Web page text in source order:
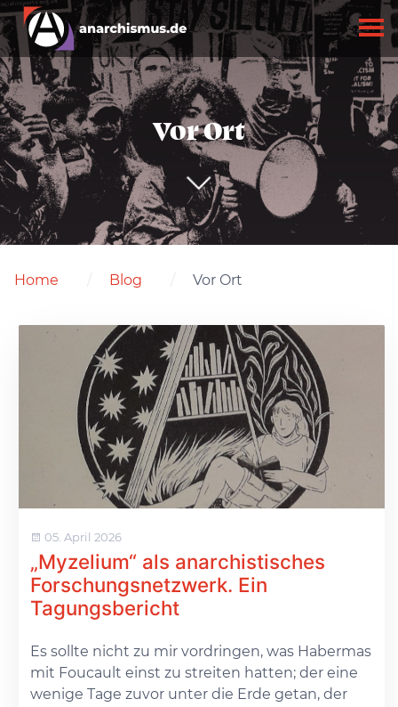
Vor Ort
Home Blog Vor Ort
05. April 2026
„Myzelium“ als anarchistisches
Forschungsnetzwerk. Ein
Tagungsbericht
Es sollte nicht zu mir vordringen, was Habermas
mit Foucault einst zu streiten hatten; der eine
wenige Tage zuvor unter die Erde getan, der